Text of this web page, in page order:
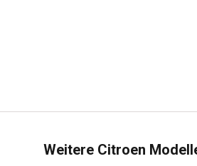
Weitere Citroen